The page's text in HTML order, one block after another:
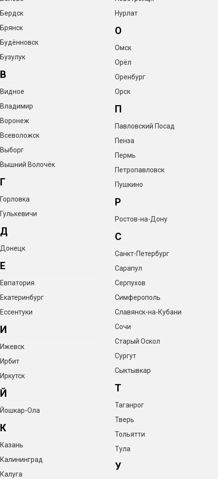
Бердск
Брянск
Будённовск
Бузулук
В
Видное
Владимир
Воронеж
Всеволожск
Выборг
Вышний Волочёк
Г
Горловка
Гулькевичи
Д
Донецк
Е
Евпатория
Екатеринбург
Ессентуки
И
Ижевск
Ирбит
Иркутск
Й
Йошкар-Ола
К
Казань
Калининград
Калуга
Нурлат
О
Омск
Орёл
Оренбург
Орск
П
Павловский Посад
Пенза
Пермь
Петропавловск
Пушкино
Р
Ростов-на-Дону
С
Санкт-Петербург
Сарапул
Серпухов
Симферополь
Славянск-на-Кубани
Сочи
Старый Оскол
Сургут
Сыктывкар
Т
Таганрог
Тверь
Тольятти
Тула
У